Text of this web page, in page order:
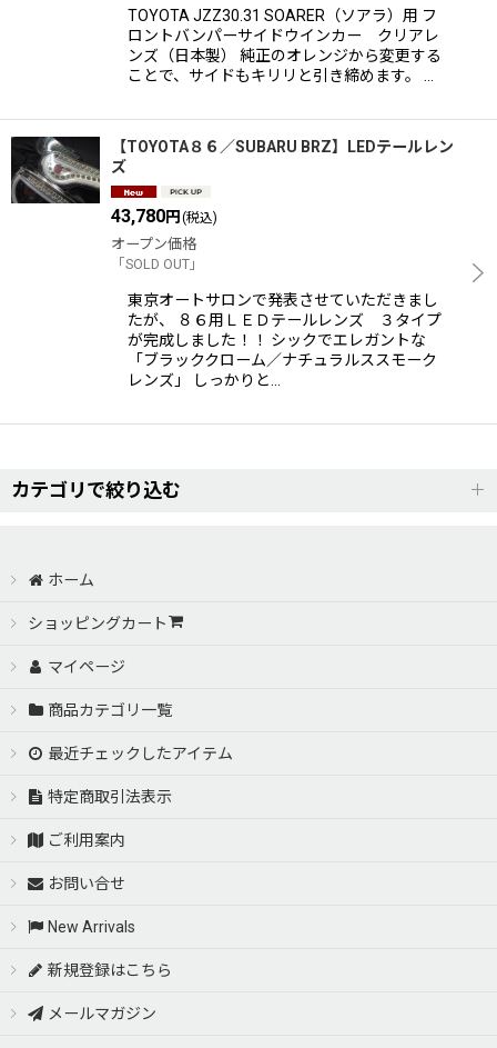
TOYOTA JZZ30.31 SOARER（ソアラ）用 フ
ロントバンパーサイドウインカー クリアレ
ンズ（日本製） 純正のオレンジから変更する
ことで、サイドもキリリと引き締めます。 …
【TOYOTA８６／SUBARU BRZ】LEDテールレン
ズ
43,780円 (税込)
オープン価格
「SOLD OUT」
東京オートサロンで発表させていただきまし
たが、 ８６用ＬＥＤテールレンズ ３タイプ
が完成しました！！ シックでエレガントな
「ブラッククローム／ナチュラルススモーク
レンズ」 しっかりと…
カテゴリで絞り込む
LEDトランスプレート
ＬＥＤバルブ・基盤／汎用タイプ
ＬＥＤルームランプ類／マップ・ルーム・バニティ・トランク
ＬＥＤカーテシイルミネーション／ドアランプ
ＯＸ、コンソール、ドア内）
ホーム
ショッピングカート
マイページ
商品カテゴリ一覧
最近チェックしたアイテム
特定商取引法表示
ご利用案内
お問い合せ
New Arrivals
新規登録はこちら
メールマガジン